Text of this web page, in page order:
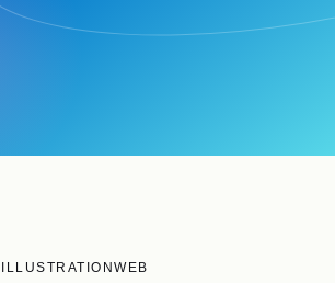
ILLUSTRATIONWEB